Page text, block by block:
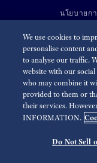
นโยบายก
We use cookies to
personalise content
to analyse our traffic.
website with our
who may combine it
provided to them or
their services.
INFORMATION.
Do Not Sell